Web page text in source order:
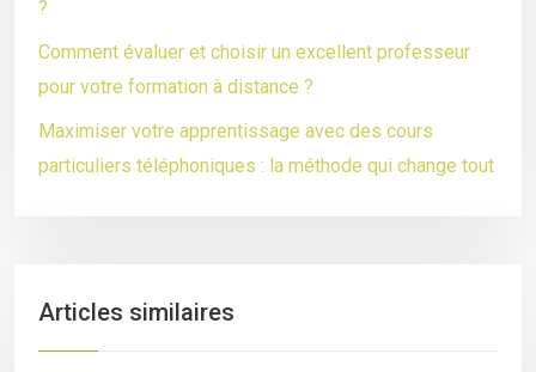
?
Comment évaluer et choisir un excellent professeur
pour votre formation à distance ?
Maximiser votre apprentissage avec des cours
particuliers téléphoniques : la méthode qui change tout
Articles similaires